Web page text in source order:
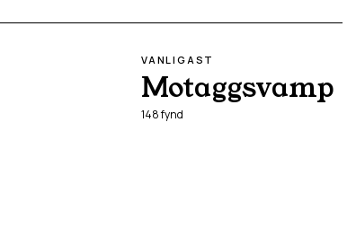
VANLIGAST
Motaggsvamp
148fynd